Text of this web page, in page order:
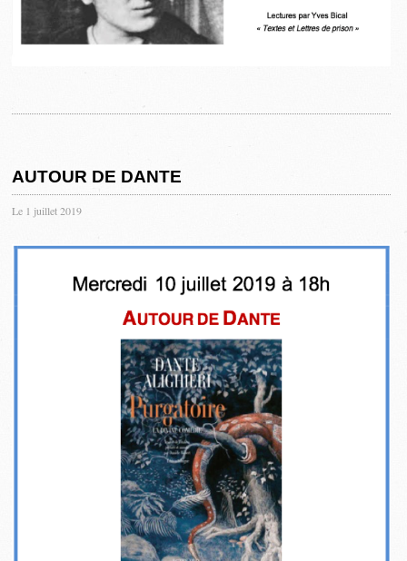
AUTOUR DE DANTE
Le 1 juillet 2019